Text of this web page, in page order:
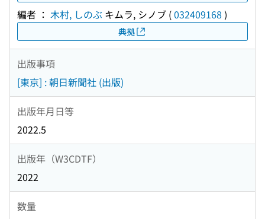
編者 ： 木村, しのぶ キムラ, シノブ (032409168 )
典拠
出版事項
[東京] : 朝日新聞社 (出版)
出版年月日等
2022.5
出版年（W3CDTF）
2022
数量